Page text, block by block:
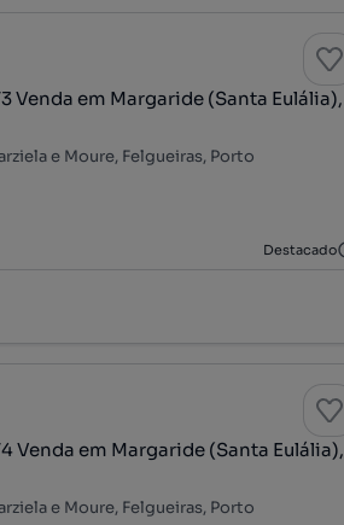
Venda em Margaride (Santa Eulália),
e Moure, Felgueiras, Porto
Destacado
Venda em Margaride (Santa Eulália),
e Moure, Felgueiras, Porto